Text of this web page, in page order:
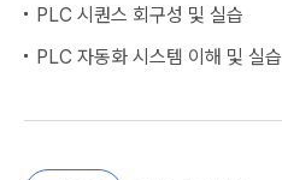
PLC 시퀀스 회구성 및 실습
PLC 자동화 시스템 이해 및 실습